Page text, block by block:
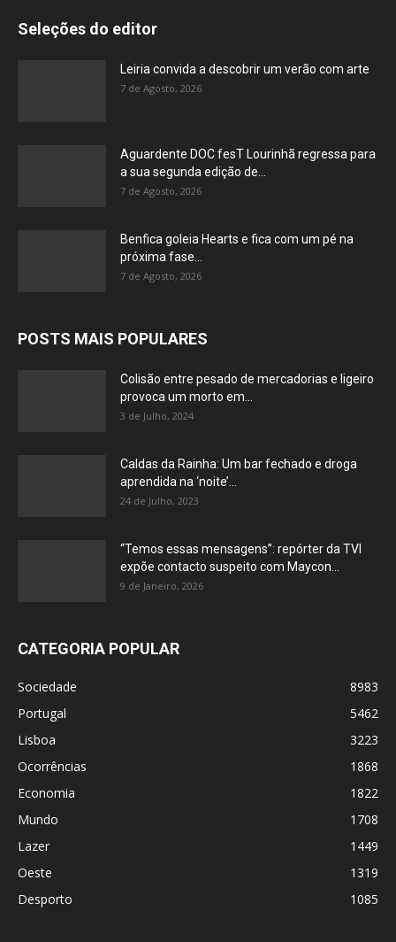
Seleções do editor
Leiria convida a descobrir um verão com arte
7 de Agosto, 2026
Aguardente DOC fesT Lourinhã regressa para
a sua segunda edição de...
7 de Agosto, 2026
Benfica goleia Hearts e fica com um pé na
próxima fase...
7 de Agosto, 2026
POSTS MAIS POPULARES
Colisão entre pesado de mercadorias e ligeiro
provoca um morto em...
3 de Julho, 2024
Caldas da Rainha: Um bar fechado e droga
aprendida na ‘noite’...
24 de Julho, 2023
“Temos essas mensagens”: repórter da TVI
expõe contacto suspeito com Maycon...
9 de Janeiro, 2026
CATEGORIA POPULAR
Sociedade
8983
Portugal
5462
Lisboa
3223
Ocorrências
1868
Economia
1822
Mundo
1708
Lazer
1449
Oeste
1319
Desporto
1085